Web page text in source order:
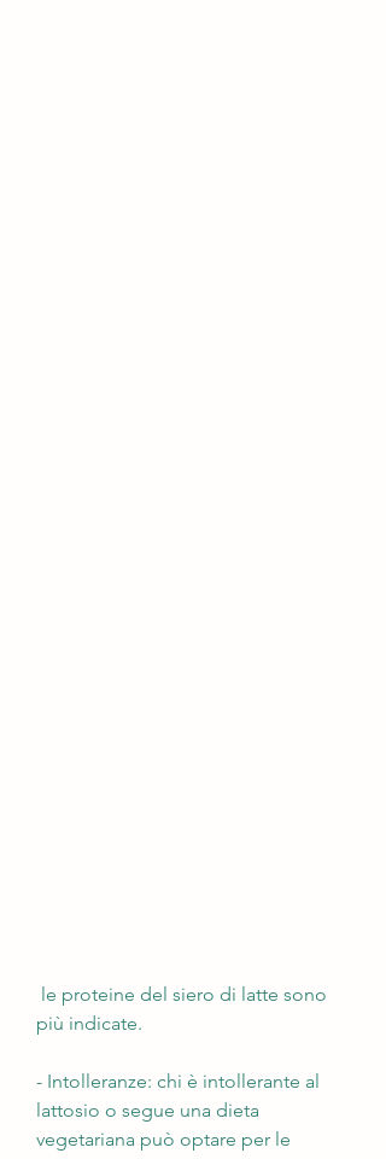
più indicate.
- Intolleranze: chi è intollerante al
lattosio o segue una dieta
vegetariana può optare per le